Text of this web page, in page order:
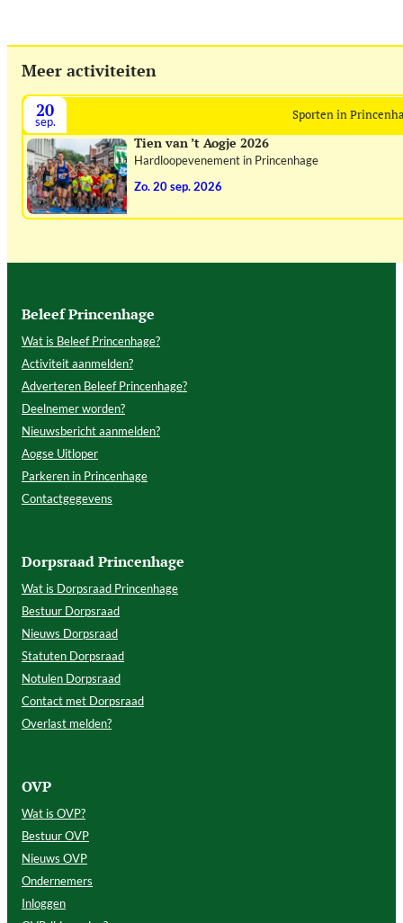
Meer activiteiten
20
sep. Sporten in
Tien van ’t Aogje 2026
Hardloopevenement in Princenhage
zo. 20 sep. 2026
Beleef Princenhage
Wat is Beleef Princenhage?
Activiteit aanmelden?
Adverteren Beleef Princenhage?
Deelnemer worden?
Nieuwsbericht aanmelden?
Aogse Uitloper
Parkeren in Princenhage
Contactgegevens
Dorpsraad Princenhage
Wat is Dorpsraad Princenhage
Bestuur Dorpsraad
Nieuws Dorpsraad
Statuten Dorpsraad
Notulen Dorpsraad
Contact met Dorpsraad
Overlast melden?
OVP
Wat is OVP?
Bestuur OVP
Nieuws OVP
Ondernemers
Inloggen